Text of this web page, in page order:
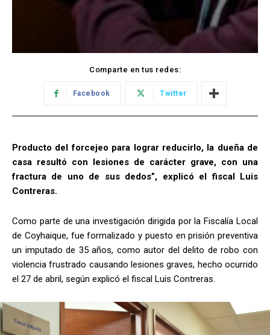
Comparte en tus redes:
Facebook Twitter
Producto del forcejeo para lograr reducirlo, la dueña de
casa resultó con lesiones de carácter grave, con una
fractura de uno de sus dedos”, explicó el fiscal Luis
Contreras.
Como parte de una investigación dirigida por la Fiscalía Local
de Coyhaique, fue formalizado y puesto en prisión preventiva
un imputado de 35 años, como autor del delito de robo con
violencia frustrado causando lesiones graves, hecho ocurrido
el 27 de abril, según explicó el fiscal Luis Contreras.